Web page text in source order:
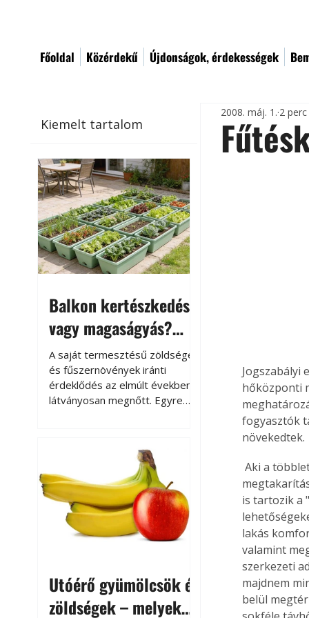
Főoldal Közérdekű Újdonságok, érdekességek
Kiemelt tartalom
Balkon kertészkedés
vagy magaságyás?
Helytakarékos
kertészkedés
A saját termesztésű zöldségek
és fűszernövények iránti
érdeklődés az elmúlt években
látványosan megnőtt. Egyre
kertészkedés sokak számára
kikapcsolódást és feltöltődést
is jelent.
Utóérő gyümölcsök és
zöldségek – melyek
2008. máj. 1. 2
Jogszabályi
hőközponti
fogyasztók
növekedtek.
Aki a többletfogyasztók közé tartozik, az fokozottan érdekelt a hőfelhasználási
is tartozik a
lakás
valamint
szerkezeti
majdnem
belül